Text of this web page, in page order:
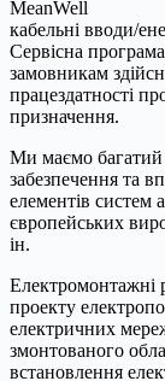
MeanWell
кабельні вводи/
Сервісна
замовникам
працездатності
призначення.
Ми маємо багатий
забезпечення та
елементів систем
європейських
ін.
Електромонтажні
проекту
електричних
змонтованого
встановлення